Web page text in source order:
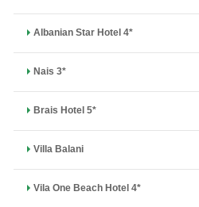
Albanian Star Hotel 4*
Nais 3*
Brais Hotel 5*
Villa Balani
Vila One Beach Hotel 4*